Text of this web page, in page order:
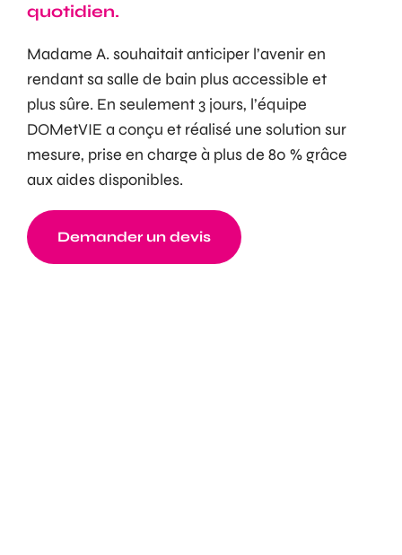
quotidien.
Madame A. souhaitait anticiper l’avenir en
rendant sa salle de bain plus accessible et
plus sûre. En seulement 3 jours, l’équipe
DOMetVIE a conçu et réalisé une solution sur
mesure, prise en charge à plus de 80 % grâce
aux aides disponibles.
Demander un devis